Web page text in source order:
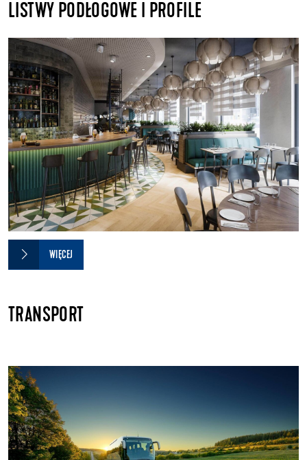
LISTWY PODŁOGOWE I PROFILE
WIĘCEJ
TRANSPORT